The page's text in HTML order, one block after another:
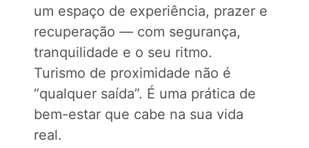
um espaço de experiência, prazer e
recuperação — com segurança,
tranquilidade e o seu ritmo.
Turismo de proximidade não é
“qualquer saída”. É uma prática de
bem-estar que cabe na sua vida
real.